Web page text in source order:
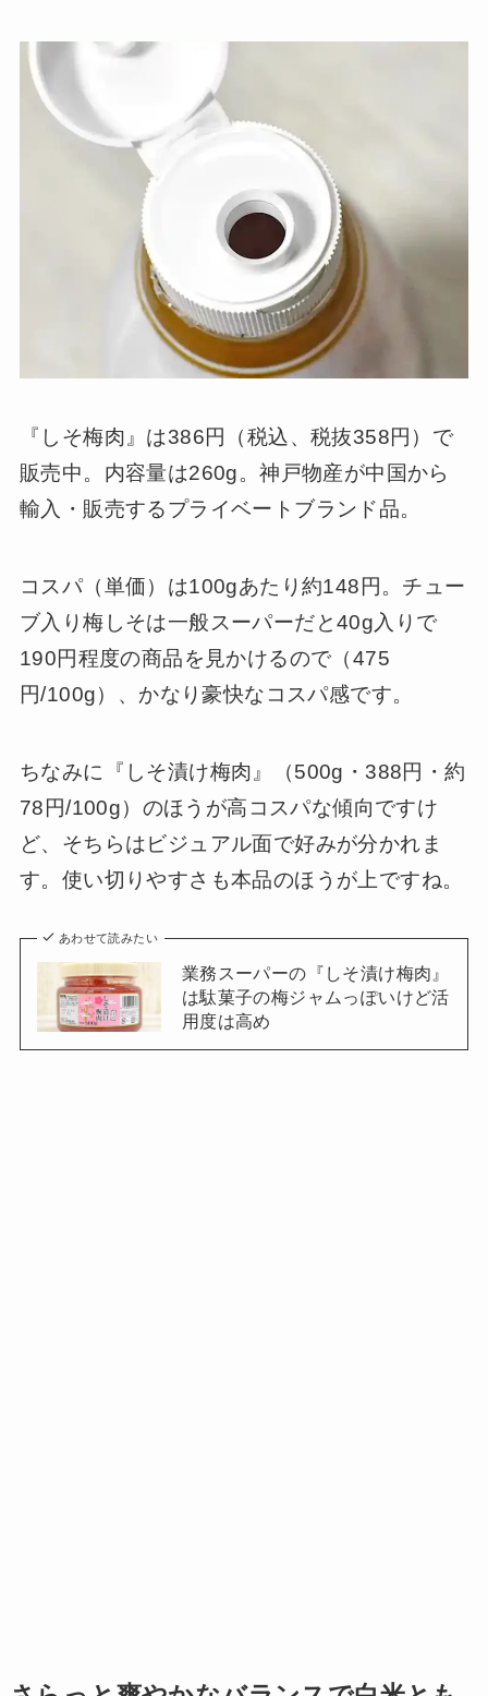
『しそ梅肉』は386円（税込、税抜358円）で
販売中。内容量は260g。神戸物産が中国から
輸入・販売するプライベートブランド品。
コスパ（単価）は100gあたり約148円。チュー
ブ入り梅しそは一般スーパーだと40g入りで
190円程度の商品を見かけるので（475
円/100g）、かなり豪快なコスパ感です。
ちなみに『しそ漬け梅肉』（500g・388円・約
78円/100g）のほうが高コスパな傾向ですけ
ど、そちらはビジュアル面で好みが分かれま
す。使い切りやすさも本品のほうが上ですね。
あわせて読みたい
業務スーパーの『しそ漬け梅肉』
は駄菓子の梅ジャムっぽいけど活
用度は高め